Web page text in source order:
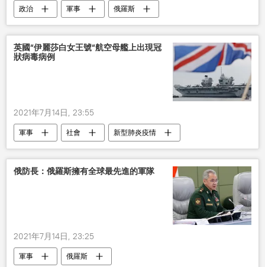
政治 軍事 俄羅斯
英國“伊麗莎白女王號“航空母艦上出現冠
狀病毒病例
2021年7月14日, 23:55
軍事 社會
新型肺炎疫情
英國
航空母艦
冠狀病毒
病例
俄防長：俄羅斯擁有全球最先進的軍隊
2021年7月14日, 23:25
軍事 俄羅斯